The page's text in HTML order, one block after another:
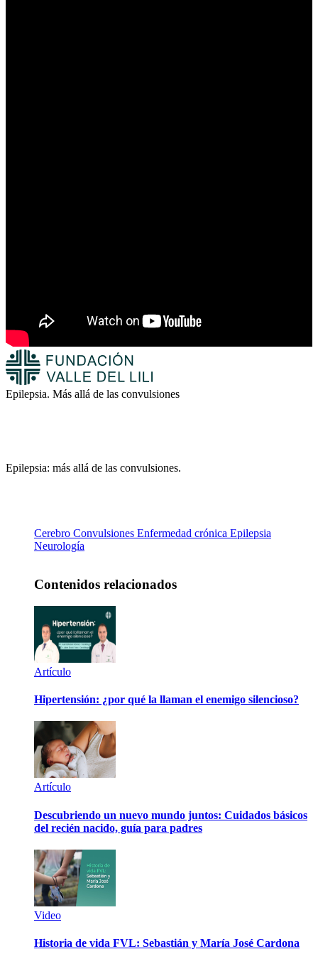
Epilepsia. Más allá de las convulsiones
Epilepsia: más allá de las convulsiones.
Cerebro Convulsiones Enfermedad crónica Epilepsia
Neurología
Contenidos relacionados
Artículo
Hipertensión: ¿por qué la llaman el enemigo silencioso?
Artículo
Descubriendo un nuevo mundo juntos: Cuidados básicos
del recién nacido, guía para padres
Video
Historia de vida FVL: Sebastián y María José Cardona